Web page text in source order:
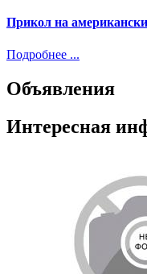
Прикол на
Подробнее ...
Объявления
Интересная